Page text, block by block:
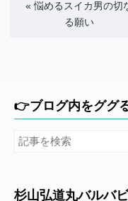
«悩めるスイカ男の切
る願い
👉ブログ内をググ
杉山弘道丸バルバ